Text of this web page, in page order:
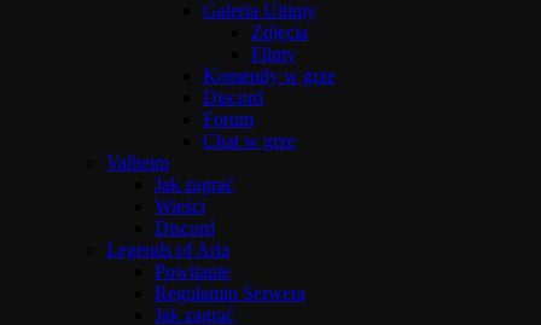
Galeria Ultimy
Zdjęcia
Filmy
Komendy w grze
Discord
Forum
Chat w grze
Valheim
Jak zagrać
Wieści
Discord
Legends of Aria
Powitanie
Regulamin Serwera
Jak zagrać